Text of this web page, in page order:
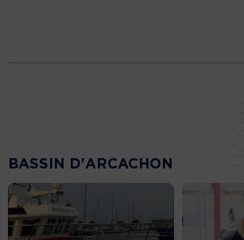
BASSIN D'ARCACHON